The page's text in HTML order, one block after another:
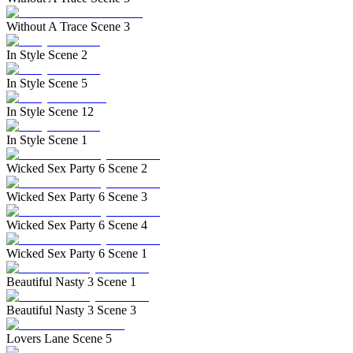
Without A Trace Scene 3
In Style Scene 2
In Style Scene 5
In Style Scene 12
In Style Scene 1
Wicked Sex Party 6 Scene 2
Wicked Sex Party 6 Scene 3
Wicked Sex Party 6 Scene 4
Wicked Sex Party 6 Scene 1
Beautiful Nasty 3 Scene 1
Beautiful Nasty 3 Scene 3
Lovers Lane Scene 5